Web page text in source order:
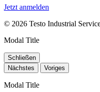
Jetzt anmelden
© 2026 Testo Industrial
Modal Title
Schließen
Nächstes
Voriges
Modal Title